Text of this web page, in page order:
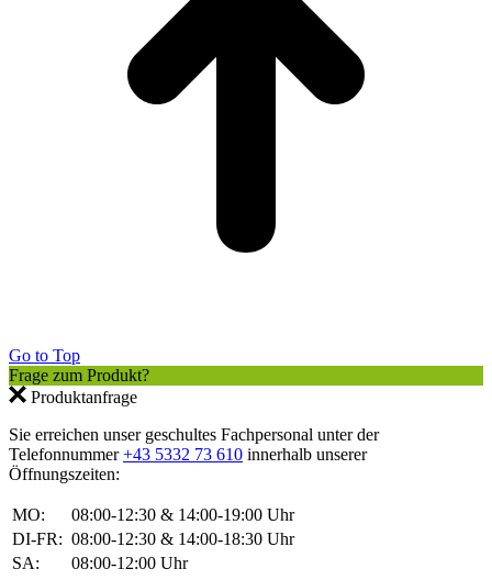
Go to Top
Frage zum Produkt?
Produktanfrage
Sie erreichen unser geschultes Fachpersonal unter der
Telefonnummer+43 5332 73 610 innerhalb unserer
Öffnungszeiten:
MO:
08:00-12:30 & 14:00-19:00 Uhr
DI-FR: 08:00-12:30 & 14:00-18:30 Uhr
SA:
08:00-12:00 Uhr